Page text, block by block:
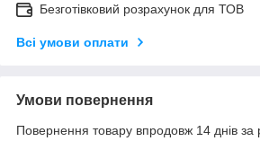
Безготівковий розрахунок для ТОВ
Всі умови оплати
Умови повернення
Повернення товару впродовж 14 днів за